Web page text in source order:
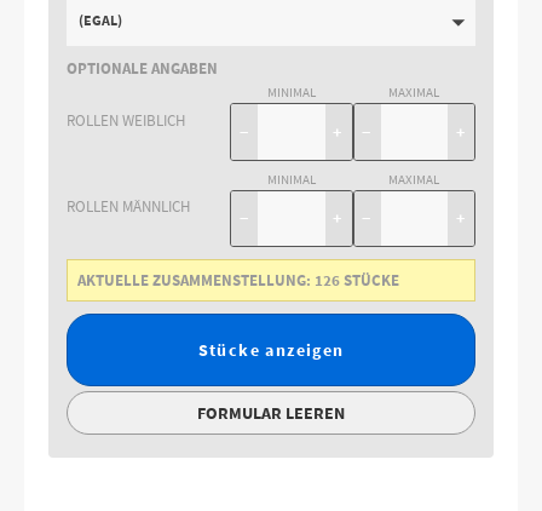
(EGAL)
OPTIONALE ANGABEN
ROLLEN WEIBLICH
MINIMAL
− +
MAXIMAL
− +
ROLLEN MÄNNLICH
MINIMAL
− +
MAXIMAL
− +
AKTUELLE ZUSAMMENSTELLUNG: 126STÜCKE
Stücke anzeigen
FORMULAR LEEREN